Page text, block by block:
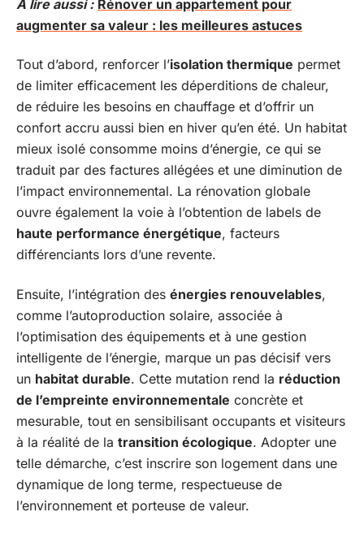
A lire aussi : Rénover un appartement pour
augmenter sa valeur : les meilleures astuces
Tout d’abord, renforcer l’isolation thermique permet
de limiter efficacement les déperditions de chaleur,
de réduire les besoins en chauffage et d’offrir un
confort accru aussi bien en hiver qu’en été. Un habitat
mieux isolé consomme moins d’énergie, ce qui se
traduit par des factures allégées et une diminution de
l’impact environnemental. La rénovation globale
ouvre également la voie à l’obtention de labels de
haute performance énergétique, facteurs
différenciants lors d’une revente.
Ensuite, l’intégration des énergies renouvelables,
comme l’autoproduction solaire, associée à
l’optimisation des équipements et à une gestion
intelligente de l’énergie, marque un pas décisif vers
un habitat durable. Cette mutation rend la réduction
de l’empreinte environnementale concrète et
mesurable, tout en sensibilisant occupants et visiteurs
à la réalité de la transition écologique. Adopter une
telle démarche, c’est inscrire son logement dans une
dynamique de long terme, respectueuse de
l’environnement et porteuse de valeur.